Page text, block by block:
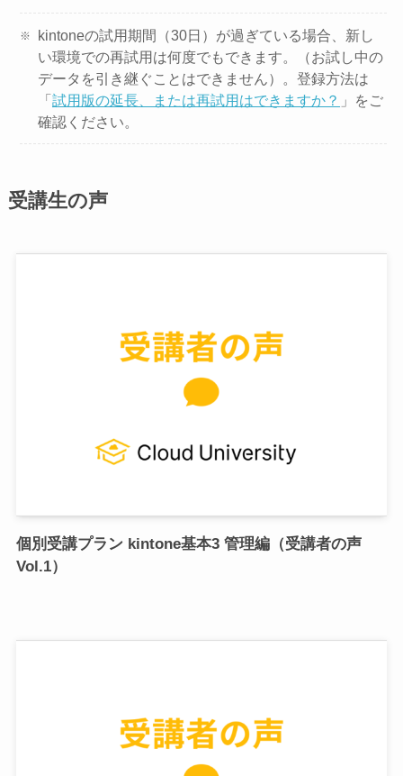
kintoneの試用期間（30日）が過ぎている場合、新し
い環境での再試用は何度でもできます。（お試し中の
データを引き継ぐことはできません）。登録方法は
「試用版の延長、または再試用はできますか？ 」をご
確認ください。
受講生の声
個別受講プラン kintone基本3 管理編（受講者の声
Vol.1）